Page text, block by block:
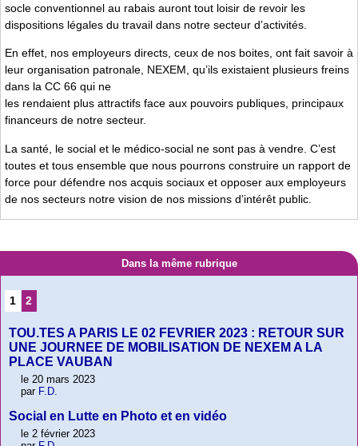
socle conventionnel au rabais auront tout loisir de revoir les
dispositions légales du travail dans notre secteur d’activités.
En effet, nos employeurs directs, ceux de nos boites, ont fait savoir à
leur organisation patronale, NEXEM, qu’ils existaient plusieurs freins
dans la CC 66 qui ne
les rendaient plus attractifs face aux pouvoirs publiques, principaux
financeurs de notre secteur.
La santé, le social et le médico-social ne sont pas à vendre. C’est
toutes et tous ensemble que nous pourrons construire un rapport de
force pour défendre nos acquis sociaux et opposer aux employeurs
de nos secteurs notre vision de nos missions d’intérêt public.
Dans la même rubrique
1 2
TOU.TES A PARIS LE 02 FEVRIER 2023 : RETOUR SUR
UNE JOURNEE DE MOBILISATION DE NEXEM A LA
PLACE VAUBAN
le 20 mars 2023
par F.D.
Social en Lutte en Photo et en vidéo
le 2 février 2023